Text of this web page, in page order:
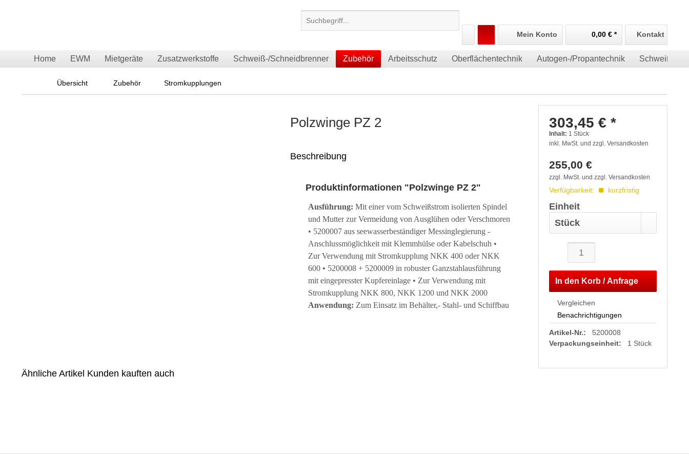
Mein Konto 0,00 € * Kontakt
Home EWM Mietgeräte Zusatzwerkstoffe Schweiß-/Schneidbrenner Zubehör Arbeitsschutz Oberflächentechnik Autogen-/Propantechnik Schweiß-/
Übersicht Zubehör Stromkupplungen
Polzwinge PZ 2
Beschreibung
Produktinformationen "Polzwinge PZ 2"
Ausführung: Mit einer vom Schweißstrom isolierten Spindel
und Mutter zur Vermeidung von Ausglühen oder Verschmoren
• 5200007 aus seewasserbeständiger Messinglegierung -
Anschlussmöglichkeit mit Klemmhülse oder Kabelschuh •
Zur Verwendung mit Stromkupplung NKK 400 oder NKK
600 • 5200008 + 5200009 in robuster Ganzstahlausführung
mit eingepresster Kupfereinlage • Zur Verwendung mit
Stromkupplung NKK 800, NKK 1200 und NKK 2000
Anwendung: Zum Einsatz im Behälter,- Stahl- und Schiffbau
303,45 € *
Inhalt: 1 Stück
inkl. MwSt. und zzgl. Versandkosten
255,00 €
zzgl. MwSt. und zzgl. Versandkosten
Verfügbarkeit: kurzfristig
Einheit
In den Korb / Anfrage
Vergleichen
Benachrichtigungen
Artikel-Nr.:
5200008
Verpackungseinheit:
1 Stück
Ähnliche Artikel Kunden kauften auch